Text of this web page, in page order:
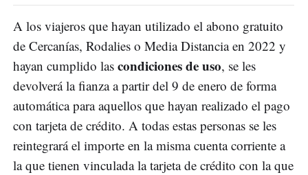
A los viajeros que hayan utilizado el abono gratuito
de Cercanías, Rodalies o Media Distancia en 2022 y
hayan cumplido las condiciones de uso, se les
devolverá la fianza a partir del 9 de enero de forma
automática para aquellos que hayan realizado el pago
con tarjeta de crédito. A todas estas personas se les
reintegrará el importe en la misma cuenta corriente a
la que tienen vinculada la tarjeta de crédito con la que